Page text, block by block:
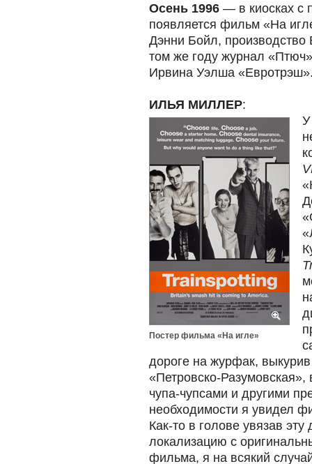
Осень 1996 — в киосках с
появляется фильм «На
Дэнни Бойл, производство
том же году журнал «Птюч»
Ирвина Уэлша
ИЛЬЯ МИЛЛЕР:
Постер фильма «На игле»
У
дороге на журфак, выкурив
«Петровско-
чупа-чупсами и другими
необходимости я увидел
Как-то в голове увязав
локализацию с
фильма, я на всякий